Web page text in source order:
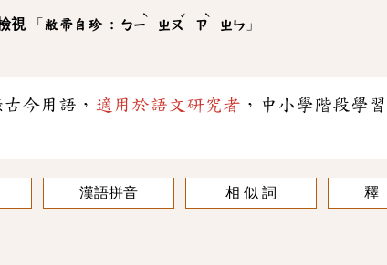
視「 敝帚自珍 : ㄅㄧ
ˋ
ㄓㄡ
ˇ
ㄗ
ˋ
ㄓㄣ 」
今用語， 適用於語文研究者 ，中小學階段學
漢語拼音 相 似 詞